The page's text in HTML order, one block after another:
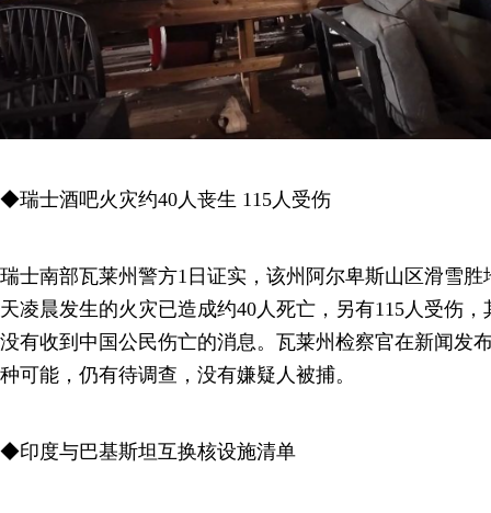
◆瑞士酒吧火灾约40人丧生 115人受伤
瑞士南部瓦莱州警方1日证实，该州阿尔卑斯山区滑雪
天凌晨发生的火灾已造成约40人死亡，另有115人受伤
没有收到中国公民伤亡的消息。瓦莱州检察官在新闻发
种可能，仍有待调查，没有嫌疑人被捕。
◆印度与巴基斯坦互换核设施清单